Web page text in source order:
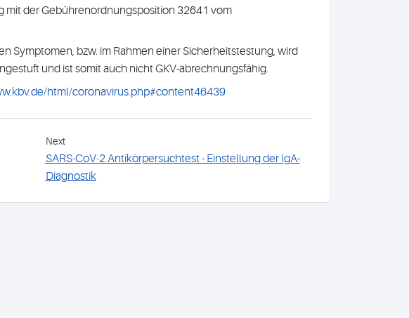
mit der Gebührenordnungsposition 32641 vom
Symptomen, bzw. im Rahmen einer Sicherheitstestung, wird
und ist somit auch nicht GKV-abrechnungsfähig.
html/coronavirus.php#content46439
Next
SARS‐CoV‐2 Antikörpersuchtest - Einstellung der IgA-
Diagnostik